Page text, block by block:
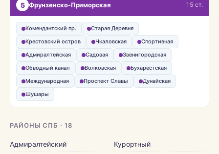
5 Фрунзенско-Приморская 15 ст.
Комендантский пр.
Старая Деревня
Крестовский остров
Чкаловская
Спортивная
Адмиралтейская
Садовая
Звенигородская
Обводный канал
Волковская
Бухарестская
Международная
Проспект Славы
Дунайская
Шушары
РАЙОНЫ СПБ · 18
Адмиралтейский
Курортный